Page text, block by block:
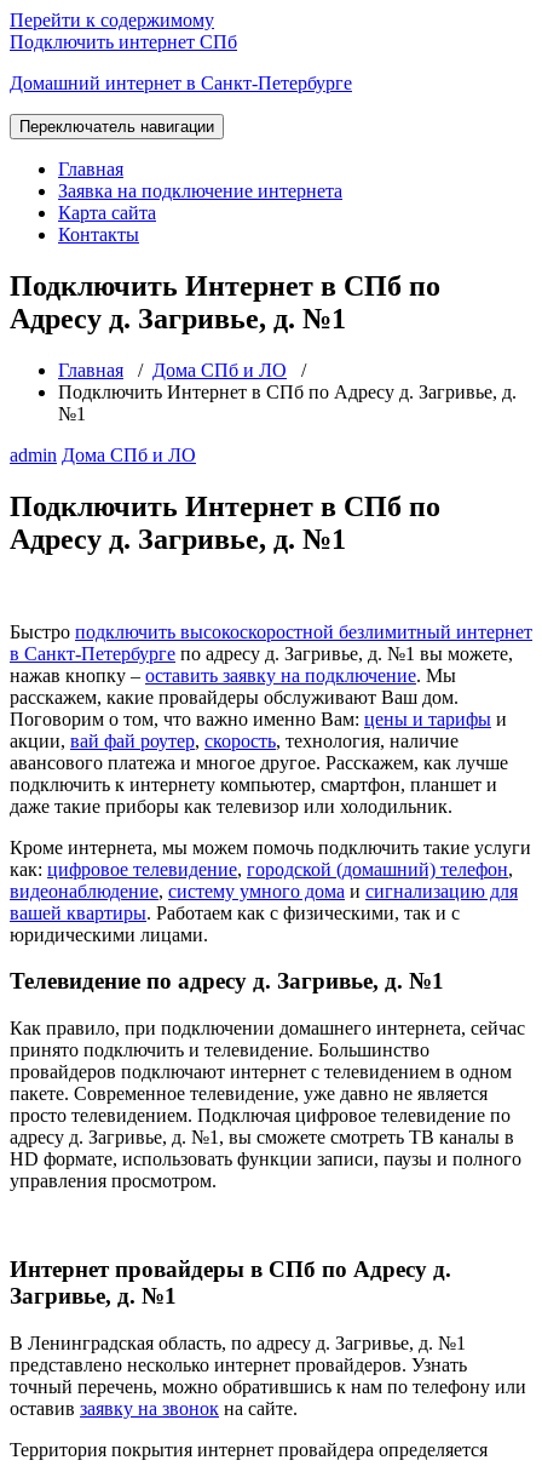
Перейти к содержимому
Подключить интернет СПб
Домашний интернет в Санкт-Петербурге
Переключатель навигации
Главная
Заявка на подключение интернета
Карта сайта
Контакты
Подключить Интернет в СПб по
Адресу д. Загривье, д. №1
Главная / Дома СПб и ЛО /
Подключить Интернет в СПб по Адресу д. Загривье, д.
№1
admin Дома СПб и ЛО
Подключить Интернет в СПб по
Адресу д. Загривье, д. №1
Быстро подключить высокоскоростной безлимитный интернет
в Санкт-Петербурге по адресу д. Загривье, д. №1 вы можете,
нажав кнопку – оставить заявку на подключение. Мы
расскажем, какие провайдеры обслуживают Ваш дом.
Поговорим о том, что важно именно Вам: цены и тарифы и
акции, вай фай роутер, скорость, технология, наличие
авансового платежа и многое другое. Расскажем, как лучше
подключить к интернету компьютер, смартфон, планшет и
даже такие приборы как телевизор или холодильник.
Кроме интернета, мы можем помочь подключить такие услуги
как: цифровое телевидение, городской (домашний) телефон,
видеонаблюдение, систему умного дома и сигнализацию для
вашей квартиры. Работаем как с физическими, так и с
юридическими лицами.
Телевидение по адресу д. Загривье, д. №1
Как правило, при подключении домашнего интернета, сейчас
принято подключить и телевидение. Большинство
провайдеров подключают интернет с телевидением в одном
пакете. Современное телевидение, уже давно не является
просто телевидением. Подключая цифровое телевидение по
адресу д. Загривье, д. №1, вы сможете смотреть ТВ каналы в
HD формате, использовать функции записи, паузы и полного
управления просмотром.
Интернет провайдеры в СПб по Адресу д.
Загривье, д. №1
В Ленинградская область, по адресу д. Загривье, д. №1
представлено несколько интернет провайдеров. Узнать
точный перечень, можно обратившись к нам по телефону или
оставив заявку на звонок на сайте.
Территория покрытия интернет провайдера определяется